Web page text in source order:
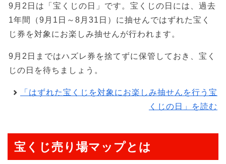
9月2日は「宝くじの日」です。宝くじの日には、過去
1年間（9月1日～8月31日）に抽せんではずれた宝く
じ券を対象にお楽しみ抽せんが行われます。
9月2日まではハズレ券を捨てずに保管しておき、宝く
じの日を待ちましょう。
「はずれた宝くじを対象にお楽しみ抽せんを行う宝
くじの日」を読む
宝くじ売り場マップとは